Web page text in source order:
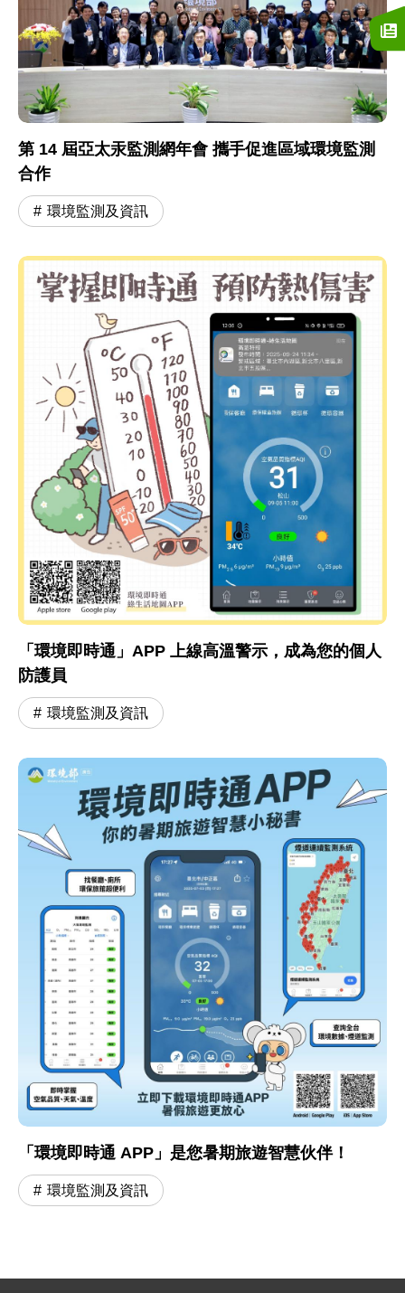
第 14 屆亞太汞監測網年會 攜手促進區域環境監測
合作
環境監測及資訊
「環境即時通」APP 上線高溫警示，成為您的個人
防護員
環境監測及資訊
「環境即時通 APP」是您暑期旅遊智慧伙伴！
環境監測及資訊